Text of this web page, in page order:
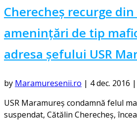
Cherecheș recurge
amenințări de tip
adresa șefului USR
by Maramuresenii.ro | 4 dec. 2016 |
USR Maramureş condamnă felul
suspendat, Cătălin Cherecheş,